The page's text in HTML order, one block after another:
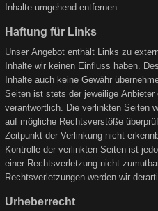
Inhalte umgehend entfernen.
Haftung für Links
Unser Angebot enthält Links zu
Inhalte wir keinen Einfluss haben.
Inhalte auch keine Gewähr
Seiten ist stets der jeweilige Anbieter
verantwortlich. Die verlinkten Seiten
auf mögliche Rechtsverstöße
Zeitpunkt der Verlinkung nicht
Kontrolle der verlinkten Seiten ist
einer Rechtsverletzung nicht
Rechtsverletzungen werden wir
Urheberrecht